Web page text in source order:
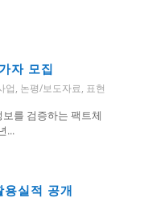
자 모집
업, 논평/보도자료, 표현
를 검증하는 팩트체
...
실적 공개